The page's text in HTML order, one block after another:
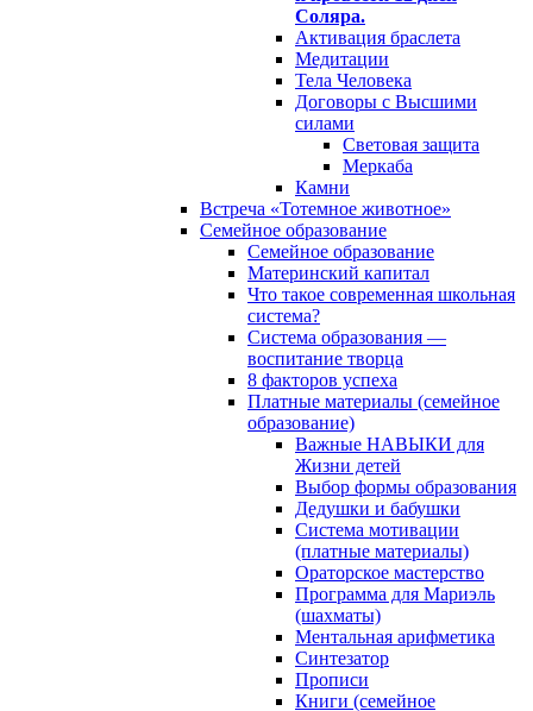
Соляра.
Активация браслета
Медитации
Тела Человека
Договоры с Высшими
силами
Световая защита
Меркаба
Камни
Встреча «Тотемное животное»
Семейное образование
Семейное образование
Материнский капитал
Что такое современная школьная
система?
Система образования —
воспитание творца
8 факторов успеха
Платные материалы (семейное
образование)
Важные НАВЫКИ для
Жизни детей
Выбор формы образования
Дедушки и бабушки
Система мотивации
(платные материалы)
Ораторское мастерство
Программа для Мариэль
(шахматы)
Ментальная арифметика
Синтезатор
Прописи
Книги (семейное